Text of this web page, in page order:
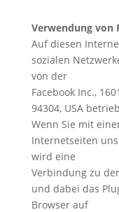
Verwendung von
Auf diesen
sozialen
von der
Facebook Inc.,
94304, USA
Wenn Sie mit
Internetseiten
wird eine
Verbindung zu
und dabei das
Browser auf